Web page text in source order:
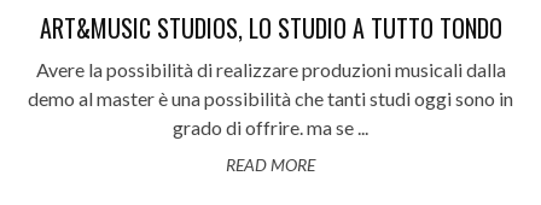
ART&MUSIC STUDIOS, LO STUDIO A TUTTO TONDO
Avere la possibilità di realizzare produzioni musicali dalla
demo al master è una possibilità che tanti studi oggi sono in
grado di offrire. ma se ...
READ MORE